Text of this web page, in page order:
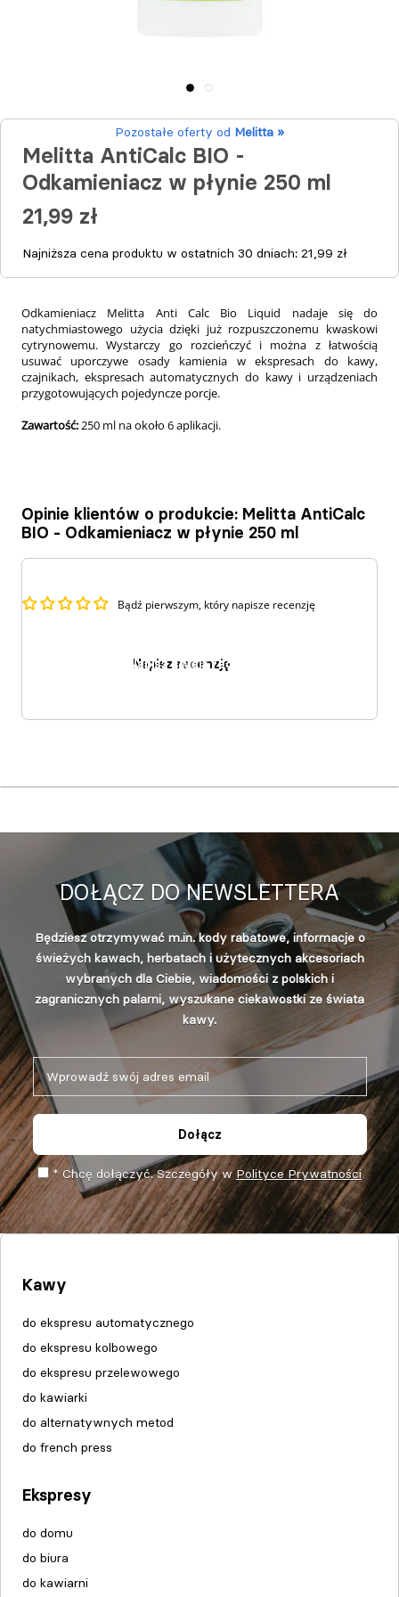
Odkamieniacz Melitta Anti Calc Bio Liquid nadaje się do
natychmiastowego użycia dzięki już rozpuszczonemu kwaskowi
cytrynowemu. Wystarczy go rozcieńczyć i można z łatwością
usuwać uporczywe osady kamienia w ekspresach do kawy,
czajnikach, ekspresach automatycznych do kawy i urządzeniach
przygotowujących pojedyncze porcje.
Zawartość:250 ml na około 6 aplikacji.
Opinie klientów o produkcie: Melitta AntiCalc
BIO - Odkamieniacz w płynie 250 ml
Bądź pierwszym, który napisze recenzję
Napisz recenzję
Pozostałe oferty od Melitta »
Melitta AntiCalc BIO -
Odkamieniacz w płynie 250 ml
21,99 zł
Najniższa cena produktu w ostatnich 30 dniach: 21,99 zł
DOŁĄCZ DO NEWSLETTERA
Będziesz otrzymywać m.in. kody rabatowe, informacje o
świeżych kawach, herbatach i użytecznych akcesoriach
wybranych dla Ciebie, wiadomości z polskich i
zagranicznych palarni, wyszukane ciekawostki ze świata
kawy.
Dołącz
* Chcę dołączyć. Szczegóły wPolityce Prywatności
Kawy
do ekspresu automatycznego
do ekspresu kolbowego
do ekspresu przelewowego
do kawiarki
do alternatywnych metod
do french press
Ekspresy
do domu
do biura
do kawiarni